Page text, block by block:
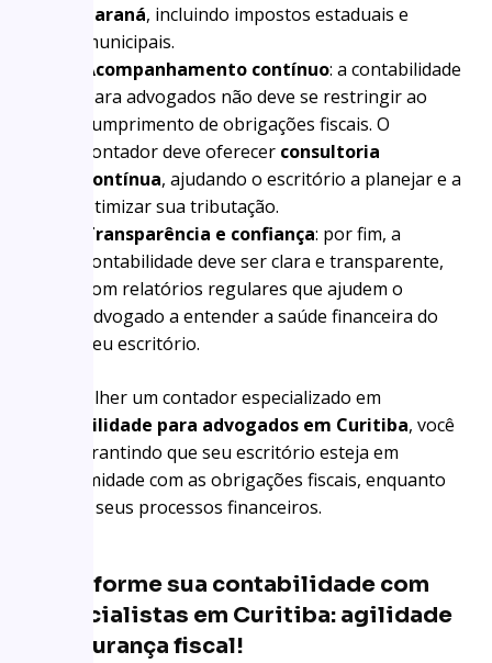
Paraná, incluindo impostos estaduais e
municipais.
Acompanhamento contínuo: a contabilidade
para advogados não deve se restringir ao
cumprimento de obrigações fiscais. O
contador deve oferecer consultoria
contínua, ajudando o escritório a planejar e a
otimizar sua tributação.
Transparência e confiança: por fim, a
contabilidade deve ser clara e transparente,
com relatórios regulares que ajudem o
advogado a entender a saúde financeira do
seu escritório.
Ao escolher um contador especializado em
contabilidade para advogados em Curitiba, você
está garantindo que seu escritório esteja em
conformidade com as obrigações fiscais, enquanto
otimiza seus processos financeiros.
Transforme sua contabilidade com
especialistas em Curitiba: agilidade
e segurança fiscal!